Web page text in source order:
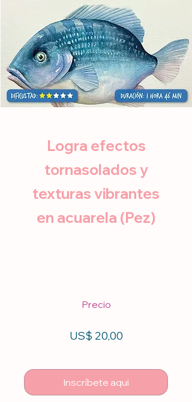
Logra efectos
tornasolados y
texturas vibrantes
en acuarela (Pez)
Precio
US$ 20,00
Inscríbete aqui